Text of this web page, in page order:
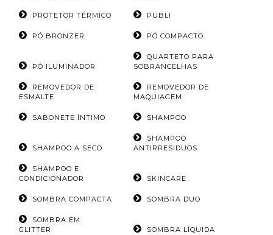
PROTETOR TÉRMICO PUBLI
PÓ BRONZER PÓ COMPACTO
PÓ ILUMINADOR
QUARTETO PARA
SOBRANCELHAS
REMOVEDOR DE
ESMALTE
REMOVEDOR DE
MAQUIAGEM
SABONETE ÍNTIMO SHAMPOO
SHAMPOO A SECO
SHAMPOO
ANTIRRESIDUOS
SHAMPOO E
CONDICIONADOR
SKINCARE
SOMBRA COMPACTA SOMBRA DUO
SOMBRA EM
GLITTER
SOMBRA LÍQUIDA